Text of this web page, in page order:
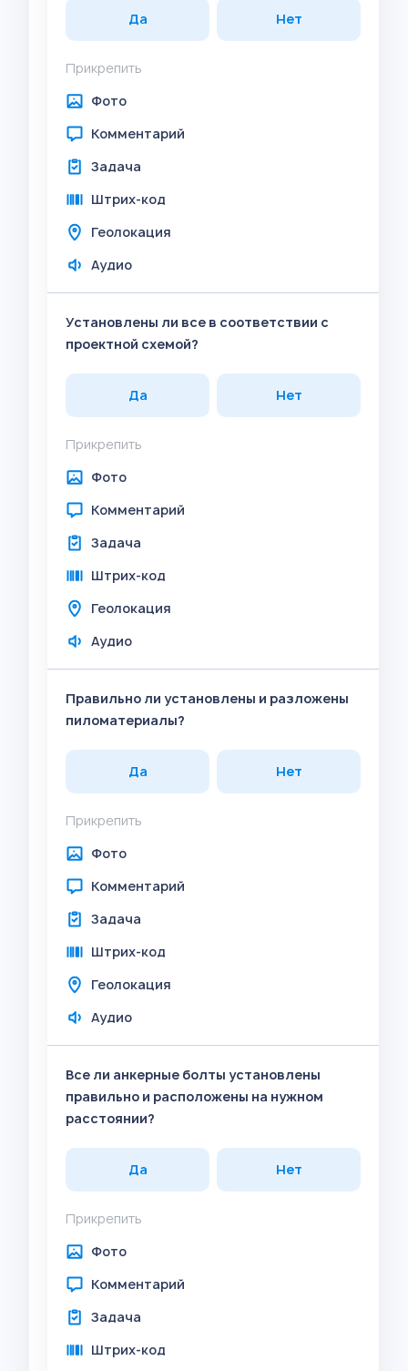
Да Нет
Прикрепить
Фото
Комментарий
Задача
Штрих-код
Геолокация
Аудио
Установлены ли все в соответствии с
проектной схемой?
Да Нет
Прикрепить
Фото
Комментарий
Задача
Штрих-код
Геолокация
Аудио
Правильно ли установлены и разложены
пиломатериалы?
Да Нет
Прикрепить
Фото
Комментарий
Задача
Штрих-код
Геолокация
Аудио
Все ли анкерные болты установлены
правильно и расположены на нужном
расстоянии?
Да Нет
Прикрепить
Фото
Комментарий
Задача
Штрих-код